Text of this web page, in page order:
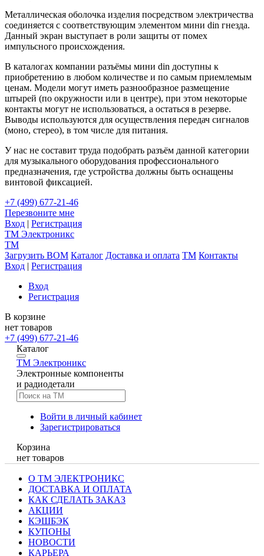
Металлическая оболочка изделия посредством электричества
соединяется с соответствующим элементом мини din гнезда.
Данный экран выступает в роли защиты от помех
импульсного происхождения.
В каталогах компании разъёмы мини din доступны к
приобретению в любом количестве и по самым приемлемым
ценам. Модели могут иметь разнообразное размещение
штырей (по окружности или в центре), при этом некоторые
контакты могут не использоваться, а остаться в резерве.
Выводы используются для осуществления передач сигналов
(моно, стерео), в том числе для питания.
У нас не составит труда подобрать разъём данной категории
для музыкального оборудования профессионального
предназначения, где устройства должны быть оснащены
винтовой фиксацией.
+7 (499) 677-21-46
Перезвоните мне
Вход | Регистрация
TM Электроникс
TM
Загрузить BOM Каталог Доставка и оплата TM Контакты
Вход | Регистрация
Вход
Регистрация
В корзине
нет товаров
+7 (499) 677-21-46
Каталог
TM Электроникс
Электронные компоненты
и радиодетали
Войти в личный кабинет
Зарегистрироваться
Корзина
нет товаров
О ТМ ЭЛЕКТРОНИКС
ДОСТАВКА И ОПЛАТА
КАК СДЕЛАТЬ ЗАКАЗ
АКЦИИ
КЭШБЭК
КУПОНЫ
НОВОСТИ
КАРЬЕРА